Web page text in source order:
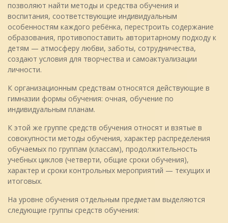
позволяют найти методы и средства обучения и
воспитания, соответствующие индивидуальным
особенностям каждого ребёнка, перестроить содержание
образования, противопоставить авторитарному подходу к
детям — атмосферу любви, заботы, сотрудничества,
создают условия для творчества и самоактуализации
личности.
К организационным средствам относятся действующие в
гимназии формы обучения: очная, обучение по
индивидуальным планам.
К этой же группе средств обучения относят и взятые в
совокупности методы обучения, характер распределения
обучаемых по группам (классам), продолжительность
учебных циклов (четверти, общие сроки обучения),
характер и сроки контрольных мероприятий — текущих и
итоговых.
На уровне обучения отдельным предметам выделяются
следующие группы средств обучения: